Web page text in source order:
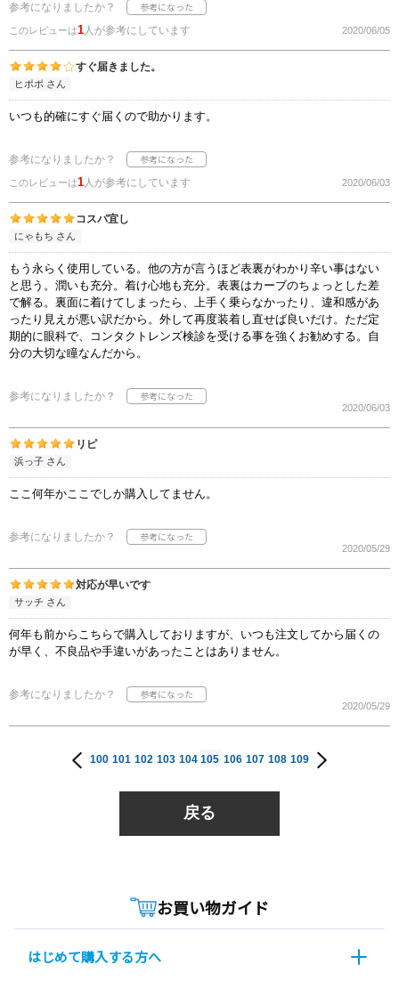
参考になりましたか？
このレビューは1人が参考にしています 2020/06/05
すぐ届きました。
ヒポポ さん
いつも的確にすぐ届くので助かります。
参考になりましたか？
このレビューは1人が参考にしています 2020/06/03
コスパ宜し
にゃもち さん
もう永らく使用している。他の方が言うほど表裏がわかり辛い事はない
と思う。潤いも充分。着け心地も充分。表裏はカーブのちょっとした差
で解る。裏面に着けてしまったら、上手く乗らなかったり、違和感があ
ったり見えが悪い訳だから。外して再度装着し直せば良いだけ。ただ定
期的に眼科で、コンタクトレンズ検診を受ける事を強くお勧めする。自
分の大切な瞳なんだから。
参考になりましたか？
2020/06/03
リピ
浜っ子 さん
ここ何年かここでしか購入してません。
参考になりましたか？
2020/05/29
対応が早いです
サッチ さん
何年も前からこちらで購入しておりますが、いつも注文してから届くの
が早く、不良品や手違いがあったことはありません。
参考になりましたか？
2020/05/29
100 101 102 103 104 105 106 107 108 109
戻る
お買い物ガイド
はじめて購入する方へ